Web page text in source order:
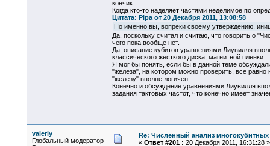
кончик ...
Когда кто-то наделяет частями неделимое по
Цитата: Pipa от 20 Декабря 2011, 13:08:58
Но именно вы, вопреки своему утверждению,
Да, поскольку считал и считаю, что говорить о
чего пока вообще нет.
Да, описание кубитов уравнениями Лиувилля
классического жесткого диска, магнитной пленки
Я мог бы понять, если бы в данной теме
"железа", на котором можно проверить, все
"железу" вполне логичен.
Конечно и обсуждение уравнениями Лиувилля
задания тактовых частот, что конечно имеет
valeriy
Глобальный модератор
Re: Численный анализ многокубитных
« Ответ #201 : 20 Декабря 2011, 16:31:28 »